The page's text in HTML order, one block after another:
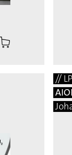
// LP